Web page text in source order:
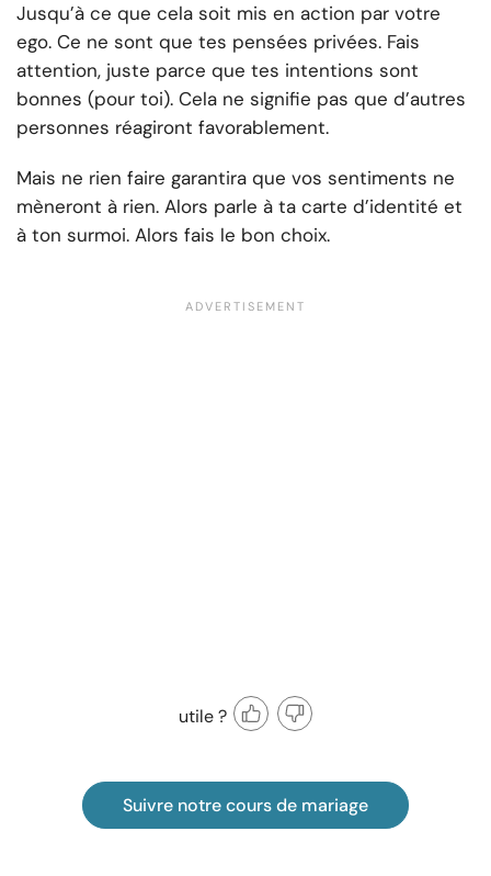
Jusqu’à ce que cela soit mis en action par votre
ego. Ce ne sont que tes pensées privées. Fais
attention, juste parce que tes intentions sont
bonnes (pour toi). Cela ne signifie pas que d’autres
personnes réagiront favorablement.
Mais ne rien faire garantira que vos sentiments ne
mèneront à rien. Alors parle à ta carte d’identité et
à ton surmoi. Alors fais le bon choix.
utile ?
Suivre notre cours de mariage